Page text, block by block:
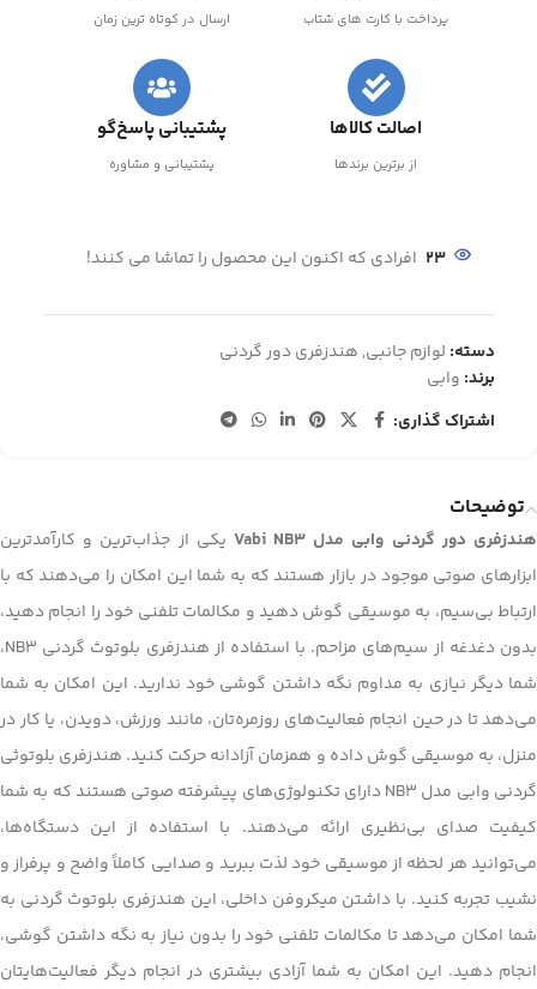
پرداخت با کارت های شتاب ارسال در کوتاه ترین زمان
اصالت کالاها
از برترین برندها
پشتیبانی پاسخ‌گو
پشتیبانی و مشاوره
23 افرادی که اکنون این محصول را تماشا می کنند!
دسته: لوازم جانبی, هندزفری دور گردنی
برند: وابی
اشتراک گذاری:
توضیحات
هندزفری دور گردنی وابی مدل Vabi NB3
یکی از جذاب‌ترین و کارآمدترین
ابزارهای صوتی موجود در بازار هستند که به شما این امکان را می‌دهند که با
ارتباط بی‌سیم، به موسیقی گوش دهید و مکالمات تلفنی خود را انجام دهید،
بدون دغدغه از سیم‌های مزاحم. با استفاده از هندزفری بلوتوث گردنی NB3،
شما دیگر نیازی به مداوم نگه داشتن گوشی خود ندارید. این امکان به شما
می‌دهد تا در حین انجام فعالیت‌های روزمره‌تان، مانند ورزش، دویدن، یا کار در
منزل، به موسیقی گوش داده و همزمان آزادانه حرکت کنید. هندزفری بلوتوثی
گردنی وابی مدل NB3 دارای تکنولوژی‌های پیشرفته صوتی هستند که به شما
کیفیت صدای بی‌نظیری ارائه می‌دهند. با استفاده از این دستگاه‌ها،
می‌توانید هر لحظه از موسیقی خود لذت ببرید و صدایی کاملاً واضح و پرفراز و
نشیب تجربه کنید. با داشتن میکروفن داخلی، این هندزفری بلوتوث گردنی به
شما امکان می‌دهد تا مکالمات تلفنی خود را بدون نیاز به نگه داشتن گوشی،
انجام دهید. این امکان به شما آزادی بیشتری در انجام دیگر فعالیت‌هایتان